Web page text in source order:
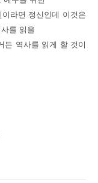
라면 정신인데 이것은
를 읽을
든 역사를 읽게 할 것이